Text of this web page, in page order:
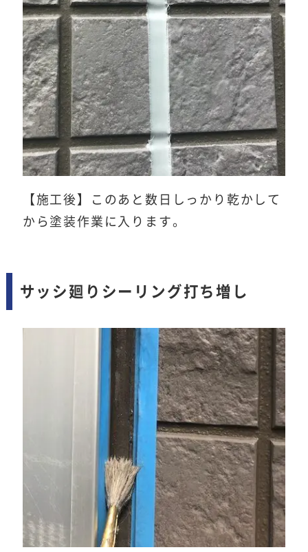
【施工後】このあと数日しっかり乾かして
から塗装作業に入ります。
サッシ廻りシーリング打ち増し